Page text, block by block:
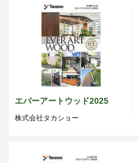
エバーアートウッド2025
株式会社タカショー